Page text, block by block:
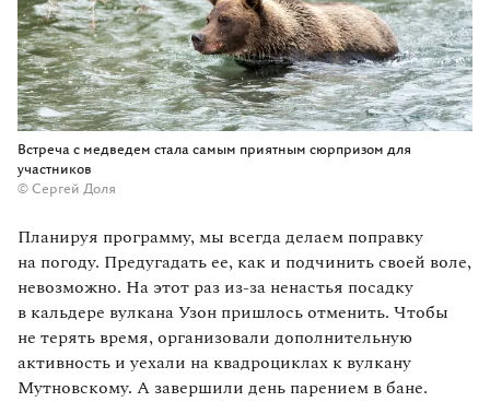
Встреча с медведем стала самым приятным сюрпризом для
участников
© Сергей Доля
Планируя программу, мы всегда делаем поправку
на погоду. Предугадать ее, как и подчинить своей воле,
невозможно. На этот раз из‑за ненастья посадку
в кальдере вулкана Узон пришлось отменить. Чтобы
не терять время, организовали дополнительную
активность и уехали на квадроциклах к вулкану
Мутновскому. А завершили день парением в бане.